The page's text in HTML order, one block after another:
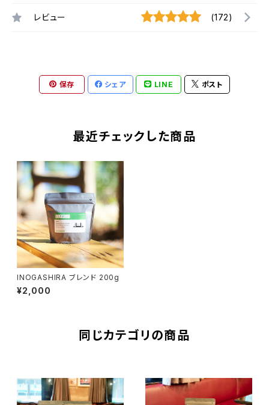
レビュー (172)
保存 シェア LINE ポスト
最近チェックした商品
INOGASHIRA ブレンド 200g
¥2,000
同じカテゴリの商品